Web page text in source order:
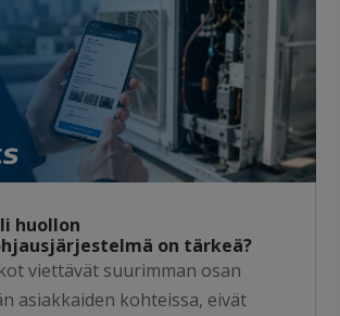
huollon
on tärkeä?
viettävät suurimman osan
asiakkaiden kohteissa, eivät